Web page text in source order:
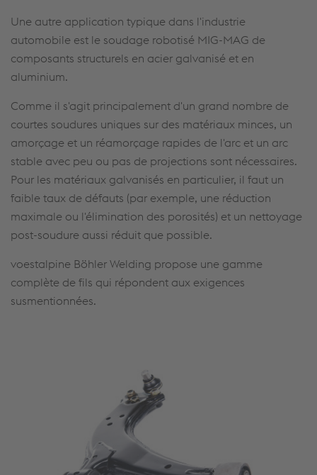
Une autre application typique dans l'industrie
automobile est le soudage robotisé MIG-MAG de
composants structurels en acier galvanisé et en
aluminium.
Comme il s'agit principalement d'un grand nombre de
courtes soudures uniques sur des matériaux minces, un
amorçage et un réamorçage rapides de l'arc et un arc
stable avec peu ou pas de projections sont nécessaires.
Pour les matériaux galvanisés en particulier, il faut un
faible taux de défauts (par exemple, une réduction
maximale ou l'élimination des porosités) et un nettoyage
post-soudure aussi réduit que possible.
voestalpine Böhler Welding propose une gamme
complète de fils qui répondent aux exigences
susmentionnées.